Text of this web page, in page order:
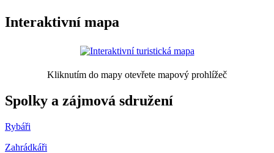
Interaktivní mapa
Kliknutím do mapy otevřete mapový prohlížeč
Spolky a zájmová sdružení
Rybáři
Zahrádkáři